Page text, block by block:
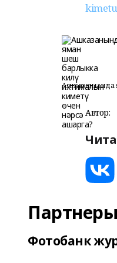
Ашказанында
Автор:
Партнеры
Фотобанк